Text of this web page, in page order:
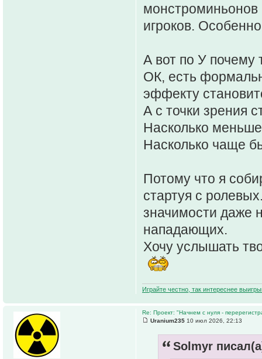
игроков.
А вот по У почему
ОК, есть
эффекту
А с точки зрения
Насколько
Насколько чаще
Потому что я
стартуя с
значимости даже
нападающих.
Хочу услышать
Играйте честно, так интереснее
Re: Проект: "Начнем с нуля -
Uranium235 10 июл 2026, 22:13
Solmyr